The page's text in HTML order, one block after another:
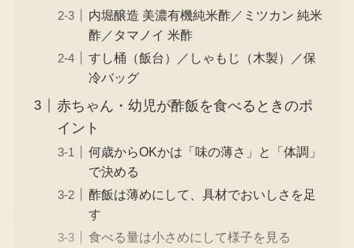
内堀醸造 美濃有機純米酢／ミツカン 純米
酢／タマノイ 米酢
すし桶（飯台）／しゃもじ（木製）／保
冷バッグ
赤ちゃん・幼児が酢飯を食べるときのポ
イント
何歳からOKかは「味の薄さ」と「体調」
で決める
酢飯は薄めにして、具材でおいしさを足
す
食べる量は小さめにして様子を見る